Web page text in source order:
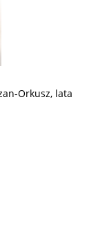
Orkusz, lata